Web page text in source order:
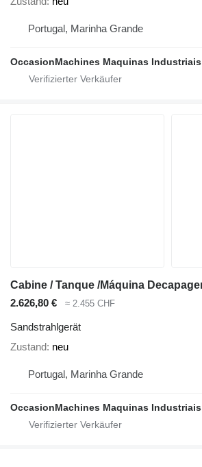
Portugal, Marinha Grande
OccasionMachines Maquinas Industriais
2.626,80 € ≈ 2.455 CHF
Sandstrahlgerät
Zustand neu
Portugal, Marinha Grande
OccasionMachines Maquinas Industriais